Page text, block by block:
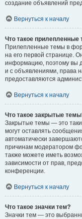
создание объявлений
Вернуться к началу
Что такое прилепленные
Прилепленные темы в
на его первой странице.
информацию, поэтому вы
и с объявлениями, права
предоставляются
Вернуться к началу
Что такое закрытые
Закрытые темы — это
могут оставлять
автоматически
причинам модератором
также можете иметь
зависимости от прав,
конференции.
Вернуться к началу
Что такое значки тем?
Значки тем — это